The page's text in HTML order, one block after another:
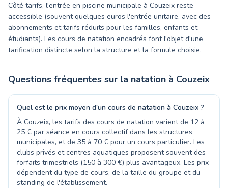
Côté tarifs, l'entrée en piscine municipale à Couzeix reste
accessible (souvent quelques euros l'entrée unitaire, avec des
abonnements et tarifs réduits pour les familles, enfants et
étudiants). Les cours de natation encadrés font l'objet d'une
tarification distincte selon la structure et la formule choisie.
Questions fréquentes sur la natation à Couzeix
Quel est le prix moyen d'un cours de natation à Couzeix ?
À Couzeix, les tarifs des cours de natation varient de 12 à
25 € par séance en cours collectif dans les structures
municipales, et de 35 à 70 € pour un cours particulier. Les
clubs privés et centres aquatiques proposent souvent des
forfaits trimestriels (150 à 300 €) plus avantageux. Les prix
dépendent du type de cours, de la taille du groupe et du
standing de l'établissement.